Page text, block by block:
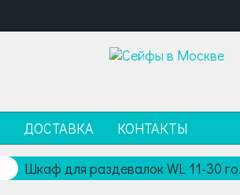
ДОСТАВКА КОНТАКТЫ
Шкаф для раздевалок WL 11-30